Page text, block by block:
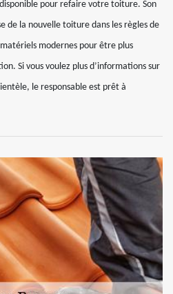
pour refaire votre toiture. Son
de la nouvelle toiture dans les règles de
modernes pour être plus
Si vous voulez plus d’informations sur
le responsable est prêt à